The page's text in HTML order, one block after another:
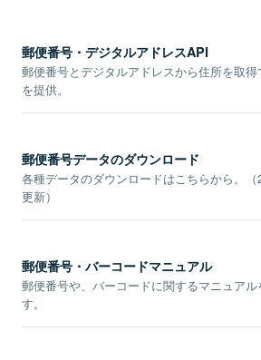
郵便番号・デジタルアドレスAPI
郵便番号とデジタルアドレスから住所を取
を提供。
郵便番号データのダウンロード
各種データのダウンロードはこちらから。（
更新）
郵便番号・バーコードマニュアル
郵便番号や、バーコードに関するマニュアル
す。